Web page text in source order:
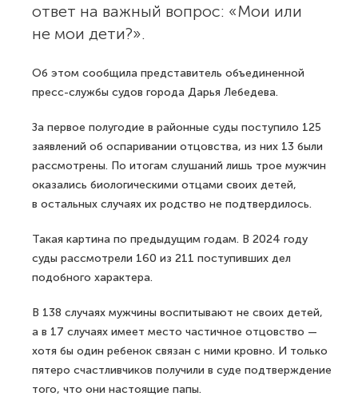
ответ на важный вопрос: «Мои или
не мои дети?».
Об этом сообщила представитель объединенной
пресс-службы судов города Дарья Лебедева.
За первое полугодие в районные суды поступило 125
заявлений об оспаривании отцовства, из них 13 были
рассмотрены. По итогам слушаний лишь трое мужчин
оказались биологическими отцами своих детей,
в остальных случаях их родство не подтвердилось.
Такая картина по предыдущим годам. В 2024 году
суды рассмотрели 160 из 211 поступивших дел
подобного характера.
В 138 случаях мужчины воспитывают не своих детей,
а в 17 случаях имеет место частичное отцовство —
хотя бы один ребенок связан с ними кровно. И только
пятеро счастливчиков получили в суде подтверждение
того, что они настоящие папы.